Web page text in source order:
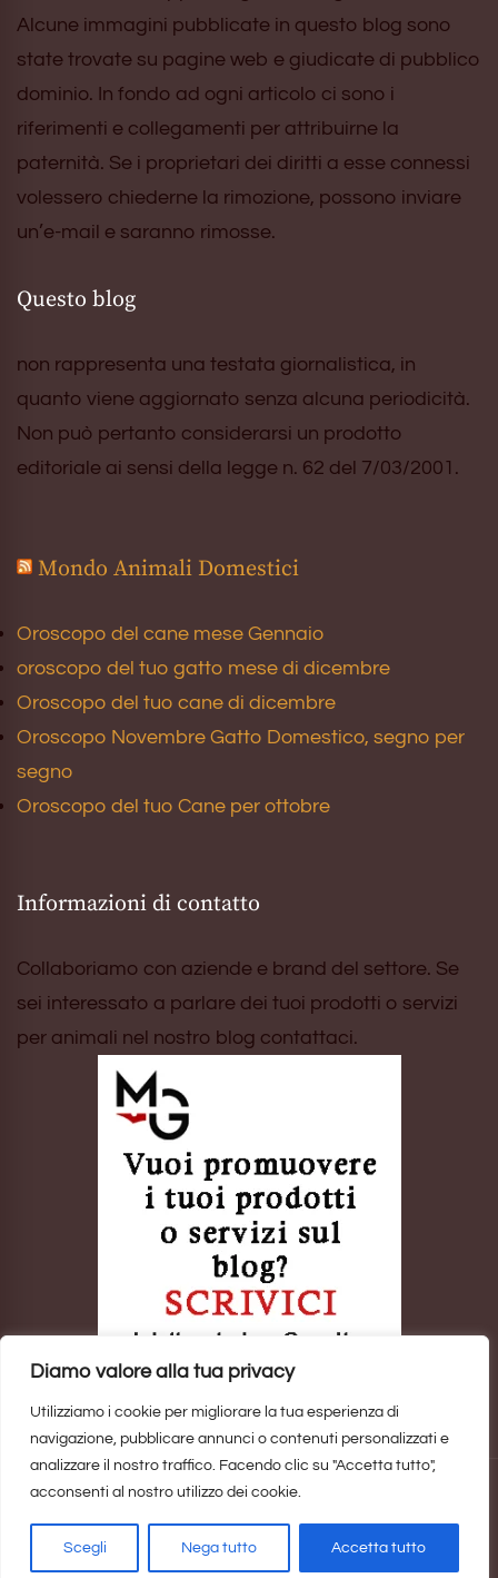
Diamo valore alla tua privacy
Utilizziamo i cookie per migliorare la tua esperienza di
navigazione, pubblicare annunci o contenuti personalizzati e
analizzare il nostro traffico. Facendo clic su "Accetta tutto",
acconsenti al nostro utilizzo dei cookie.
Scegli Nega tutto Accetta tutto
Alcune immagini pubblicate in questo blog sono
state trovate su pagine web e giudicate di pubblico
dominio. In fondo ad ogni articolo ci sono i
riferimenti e collegamenti per attribuirne la
paternità. Se i proprietari dei diritti a esse connessi
volessero chiederne la rimozione, possono inviare
un’e-mail e saranno rimosse.
Questo blog
non rappresenta una testata giornalistica, in
quanto viene aggiornato senza alcuna periodicità.
Non può pertanto considerarsi un prodotto
editoriale ai sensi della legge n. 62 del 7/03/2001.
Mondo Animali Domestici
Oroscopo del cane mese Gennaio
oroscopo del tuo gatto mese di dicembre
Oroscopo del tuo cane di dicembre
Oroscopo Novembre Gatto Domestico, segno per
segno
Oroscopo del tuo Cane per ottobre
Informazioni di contatto
Collaboriamo con aziende e brand del settore. Se
sei interessato a parlare dei tuoi prodotti o servizi
per animali nel nostro blog contattaci.
Sito realizzato daMarina Galatioto. ©2025 Tutti i Diritti Riservati -
Privacy Policy
Privacy Policy Copyright, Privacy & Cookies Policy